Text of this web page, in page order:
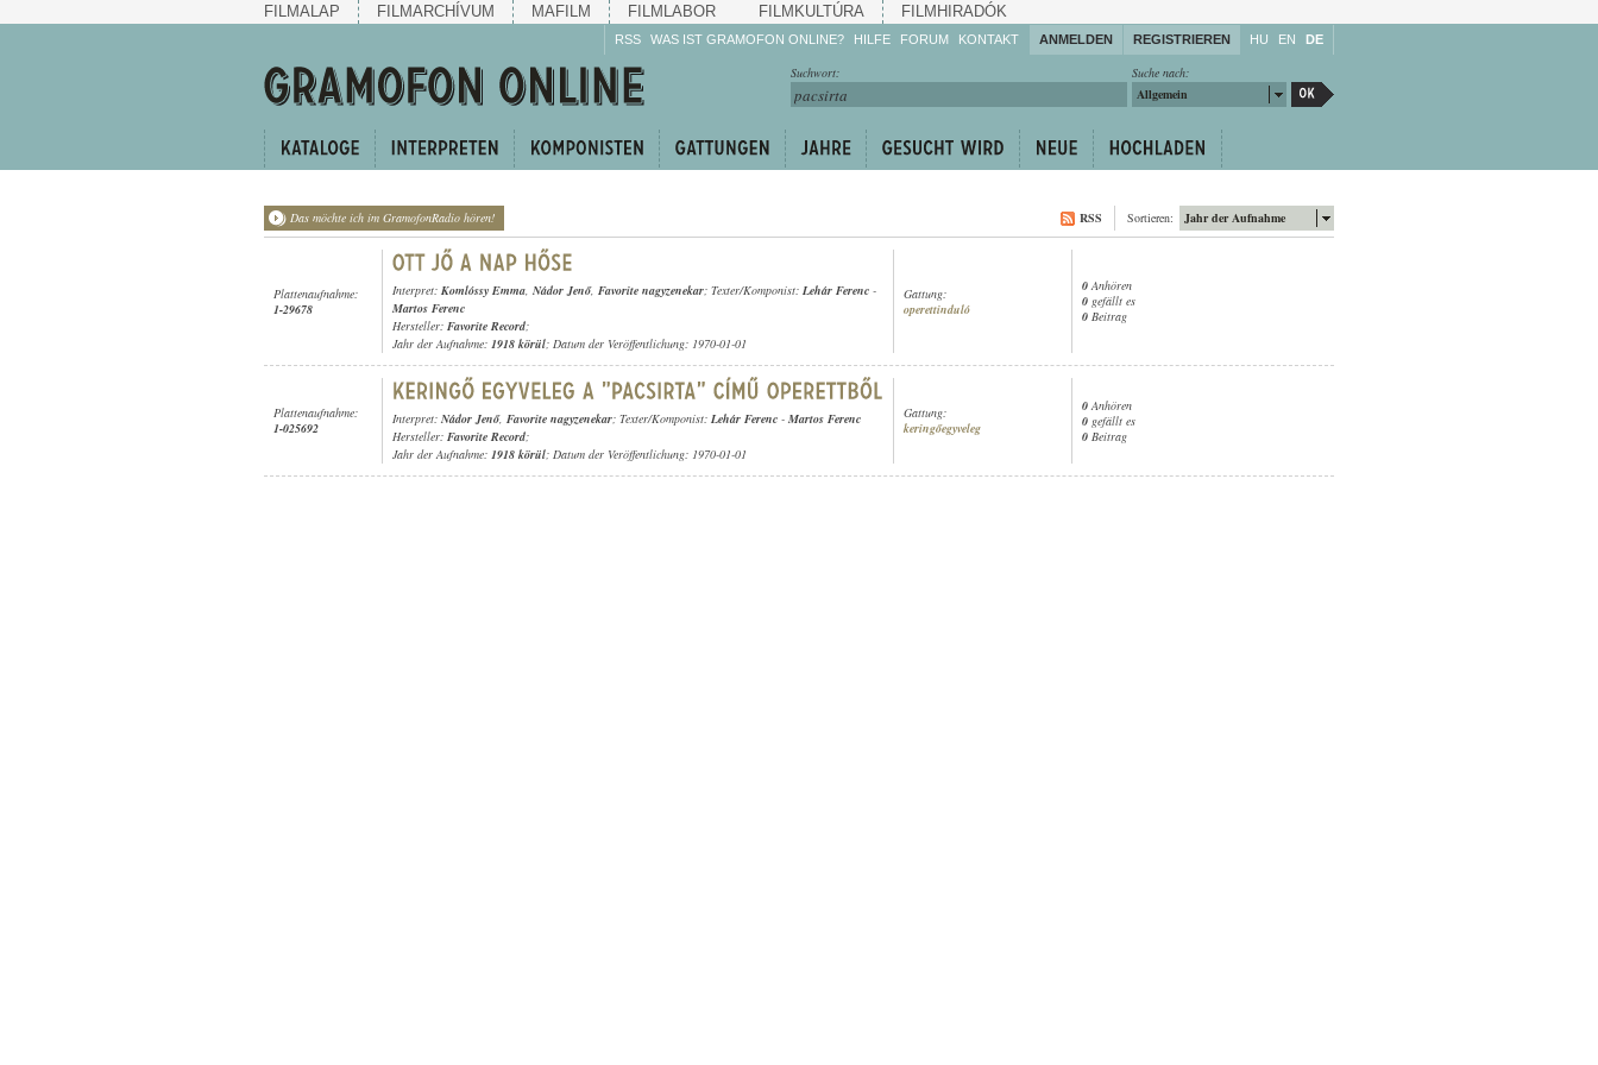
FILMALAP FILMARCHÍVUM MAFILM FILMLABOR FILMKULTÚRA FILMHIRADÓK
RSS WAS IST GRAMOFON ONLINE? HILFE
Machen Sie mit!
weiter!
FORUM KONTAKT ANMELDEN REGISTRIEREN HU EN DE
Suche nach:
Allgemein
Suchwort:
Das möchte ich im GramofonRadio hören! Jahr der Aufnahme
Sortieren:
RSS
Plattenaufnahme:
1-29678
Interpret: Komlóssy Emma, Nádor Jenő, Favorite nagyzenekar; Texter/Komponist: Lehár Ferenc -
Martos Ferenc
Hersteller: Favorite Record;
Jahr der Aufnahme: 1918 körül; Datum der Veröffentlichung: 1970-01-01
Gattung:
operettinduló
0Anhören
0 gefällt es
0 Beitrag
Plattenaufnahme:
1-025692
Interpret: Nádor Jenő, Favorite nagyzenekar; Texter/Komponist: Lehár Ferenc - Martos Ferenc
Hersteller: Favorite Record;
Jahr der Aufnahme: 1918 körül; Datum der Veröffentlichung: 1970-01-01
Gattung:
keringőegyveleg
0 Anhören
0 gefällt es
0 Beitrag